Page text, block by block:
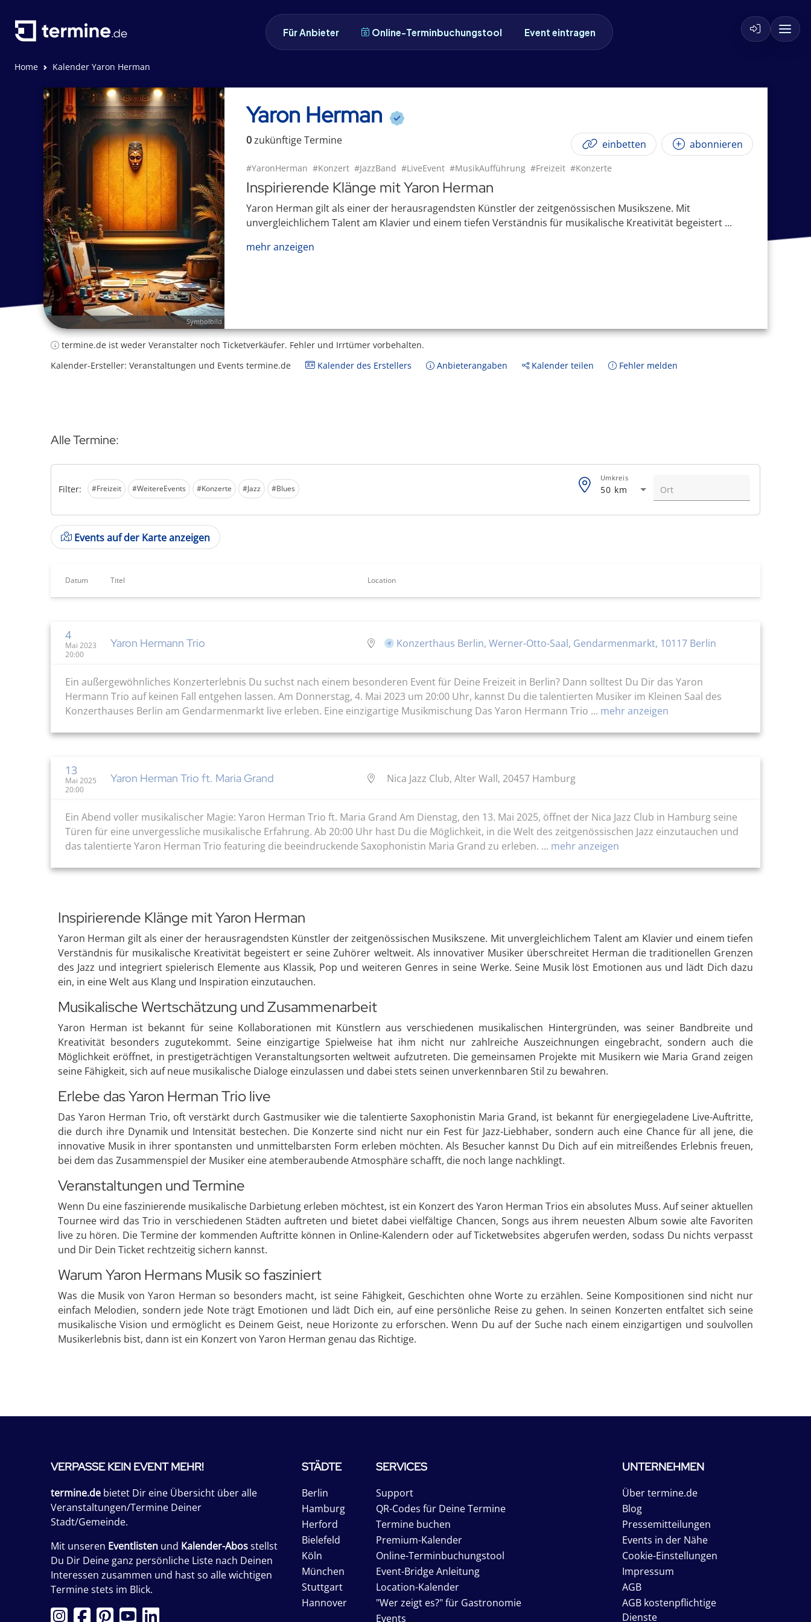
Für Anbieter Online-Terminbuchungstool Event eintragen
Home Kalender Yaron Herman
Symbolbild
Yaron Herman
0zukünftigeTermine einbetten abonnieren
#YaronHerman #Konzert #JazzBand #LiveEvent #MusikAufführung #Freizeit #Konzerte
Inspirierende Klänge mit Yaron Herman
Yaron Herman gilt als einer der herausragendsten Künstler der zeitgenössischen Musikszene. Mit
unvergleichlichem Talent am Klavier und einem tiefen Verständnis für musikalische Kreativität begeistert ...
mehr anzeigen
termine.de ist weder Veranstalter noch Ticketverkäufer. Fehler und Irrtümer vorbehalten.
Kalender-Ersteller: Veranstaltungen und Events termine.de
Kalender des Erstellers Anbieterangaben Kalender teilen Fehler melden
Alle Termine:
Filter: #Freizeit #WeitereEvents #Konzerte #Jazz #Blues 50 km
Umkreis
Events auf der Karte anzeigen
Datum Titel Location
4
Mai 2023
20:00
Yaron Hermann Trio Konzerthaus Berlin, Werner-Otto-Saal, Gendarmenmarkt, 10117 Berlin
Ein außergewöhnliches Konzerterlebnis Du suchst nach einem besonderen Event für Deine Freizeit in Berlin? Dann solltest Du Dir das Yaron
Hermann Trio auf keinen Fall entgehen lassen. Am Donnerstag, 4. Mai 2023 um 20:00 Uhr, kannst Du die talentierten Musiker im Kleinen Saal des
Konzerthauses Berlin am Gendarmenmarkt live erleben. Eine einzigartige Musikmischung Das Yaron Hermann Trio ... mehr anzeigen
13
Mai 2025
20:00
Yaron Herman Trio ft. Maria Grand Nica Jazz Club, Alter Wall, 20457 Hamburg
Ein Abend voller musikalischer Magie: Yaron Herman Trio ft. Maria Grand Am Dienstag, den 13. Mai 2025, öffnet der Nica Jazz Club in Hamburg seine
Türen für eine unvergessliche musikalische Erfahrung. Ab 20:00 Uhr hast Du die Möglichkeit, in die Welt des zeitgenössischen Jazz einzutauchen und
das talentierte Yaron Herman Trio featuring die beeindruckende Saxophonistin Maria Grand zu erleben. ... mehr anzeigen
Inspirierende Klänge mit Yaron Herman
Yaron Herman gilt als einer der herausragendsten Künstler der zeitgenössischen Musikszene. Mit unvergleichlichem Talent am Klavier und einem tiefen
Verständnis für musikalische Kreativität begeistert er seine Zuhörer weltweit. Als innovativer Musiker überschreitet Herman die traditionellen Grenzen
des Jazz und integriert spielerisch Elemente aus Klassik, Pop und weiteren Genres in seine Werke. Seine Musik löst Emotionen aus und lädt Dich dazu
ein, in eine Welt aus Klang und Inspiration einzutauchen.
Musikalische Wertschätzung und Zusammenarbeit
Yaron Herman ist bekannt für seine Kollaborationen mit Künstlern aus verschiedenen musikalischen Hintergründen, was seiner Bandbreite und
Kreativität besonders zugutekommt. Seine einzigartige Spielweise hat ihm nicht nur zahlreiche Auszeichnungen eingebracht, sondern auch die
Möglichkeit eröffnet, in prestigeträchtigen Veranstaltungsorten weltweit aufzutreten. Die gemeinsamen Projekte mit Musikern wie Maria Grand zeigen
seine Fähigkeit, sich auf neue musikalische Dialoge einzulassen und dabei stets seinen unverkennbaren Stil zu bewahren.
Erlebe das Yaron Herman Trio live
Das Yaron Herman Trio, oft verstärkt durch Gastmusiker wie die talentierte Saxophonistin Maria Grand, ist bekannt für energiegeladene Live-Auftritte,
die durch ihre Dynamik und Intensität bestechen. Die Konzerte sind nicht nur ein Fest für Jazz-Liebhaber, sondern auch eine Chance für all jene, die
innovative Musik in ihrer spontansten und unmittelbarsten Form erleben möchten. Als Besucher kannst Du Dich auf ein mitreißendes Erlebnis freuen,
bei dem das Zusammenspiel der Musiker eine atemberaubende Atmosphäre schafft, die noch lange nachklingt.
Veranstaltungen und Termine
Wenn Du eine faszinierende musikalische Darbietung erleben möchtest, ist ein Konzert des Yaron Herman Trios ein absolutes Muss. Auf seiner aktuellen
Tournee wird das Trio in verschiedenen Städten auftreten und bietet dabei vielfältige Chancen, Songs aus ihrem neuesten Album sowie alte Favoriten
live zu hören. Die Termine der kommenden Auftritte können in Online-Kalendern oder auf Ticketwebsites abgerufen werden, sodass Du nichts verpasst
und Dir Dein Ticket rechtzeitig sichern kannst.
Warum Yaron Hermans Musik so fasziniert
Was die Musik von Yaron Herman so besonders macht, ist seine Fähigkeit, Geschichten ohne Worte zu erzählen. Seine Kompositionen sind nicht nur
einfach Melodien, sondern jede Note trägt Emotionen und lädt Dich ein, auf eine persönliche Reise zu gehen. In seinen Konzerten entfaltet sich seine
musikalische Vision und ermöglicht es Deinem Geist, neue Horizonte zu erforschen. Wenn Du auf der Suche nach einem einzigartigen und soulvollen
Musikerlebnis bist, dann ist ein Konzert von Yaron Herman genau das Richtige.
VERPASSE KEIN EVENT MEHR!
termine.de bietet Dir eine Übersicht über alle
Veranstaltungen/Termine Deiner
Stadt/Gemeinde.
Mit unseren Eventlisten und Kalender-Abosstellst
Du Dir Deine ganz persönliche Liste nach Deinen
Interessen zusammen und hast so alle wichtigen
Termine stets im Blick.
STÄDTE
Berlin
Hamburg
Herford
Bielefeld
Köln
München
Stuttgart
Hannover
SERVICES
Support
QR-Codes für Deine Termine
Termine buchen
Premium-Kalender
Online-Terminbuchungstool
Event-Bridge Anleitung
Location-Kalender
"Wer zeigt es?" für Gastronomie
Events
UNTERNEHMEN
Über termine.de
Blog
Pressemitteilungen
Events in der Nähe
Cookie-Einstellungen
Impressum
AGB
AGB kostenpflichtige
Dienste